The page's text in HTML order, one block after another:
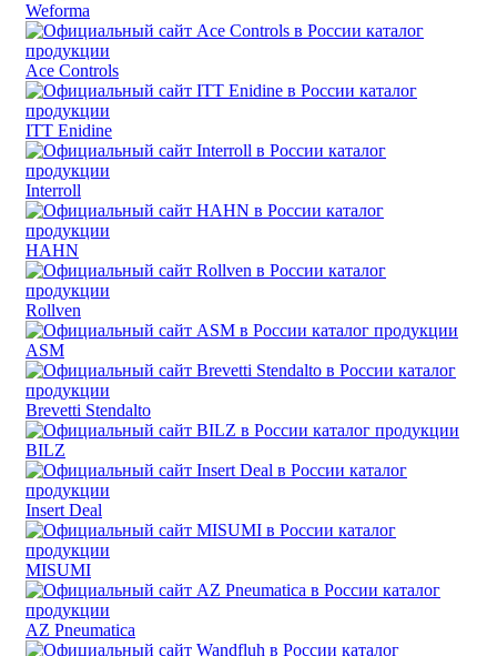
Weforma
Ace Controls
ITT Enidine
Interroll
HAHN
Rollven
ASM
Brevetti Stendalto
BILZ
Insert Deal
MISUMI
AZ Pneumatica